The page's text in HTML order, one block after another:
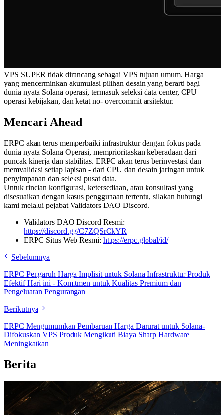
VPS SUPER tidak dirancang sebagai VPS tujuan umum. Harga
yang mencerminkan akumulasi pilihan desain yang berarti bagi
dunia nyata Solana operasi, termasuk seleksi data center, CPU
operasi kebijakan, dan ketat no- overcommit arsitektur.
Mencari Ahead
ERPC akan terus memperbaiki infrastruktur dengan fokus pada
dunia nyata Solana Operasi, memprioritaskan keberadaan dari
puncak kinerja dan stabilitas. ERPC akan terus berinvestasi dan
memvalidasi setiap lapisan - dari CPU dan desain jaringan untuk
penyimpanan dan seleksi pusat data.
Untuk rincian konfigurasi, ketersediaan, atau konsultasi yang
disesuaikan dengan kasus penggunaan tertentu, silakan hubungi
kami melalui pejabat Validators DAO Discord.
Validators DAO Discord Resmi:
https://discord.gg/C7ZQSrCkYR
ERPC Situs Web Resmi: https://erpc.global/id/
Sebelumnya
ERPC Pengaruh Harga Implisit untuk Solana Infrastruktur Produk
Efektif Hari ini - Komitmen untuk Kualitas Premium dan
Pengeluaran Pengurangan
Berikutnya
ERPC Mengumumkan Pembaruan Harga Darurat untuk Solana-
Difokuskan VPS Produk Mengikuti Biaya Sharp Hardware
Meningkatkan
Berita